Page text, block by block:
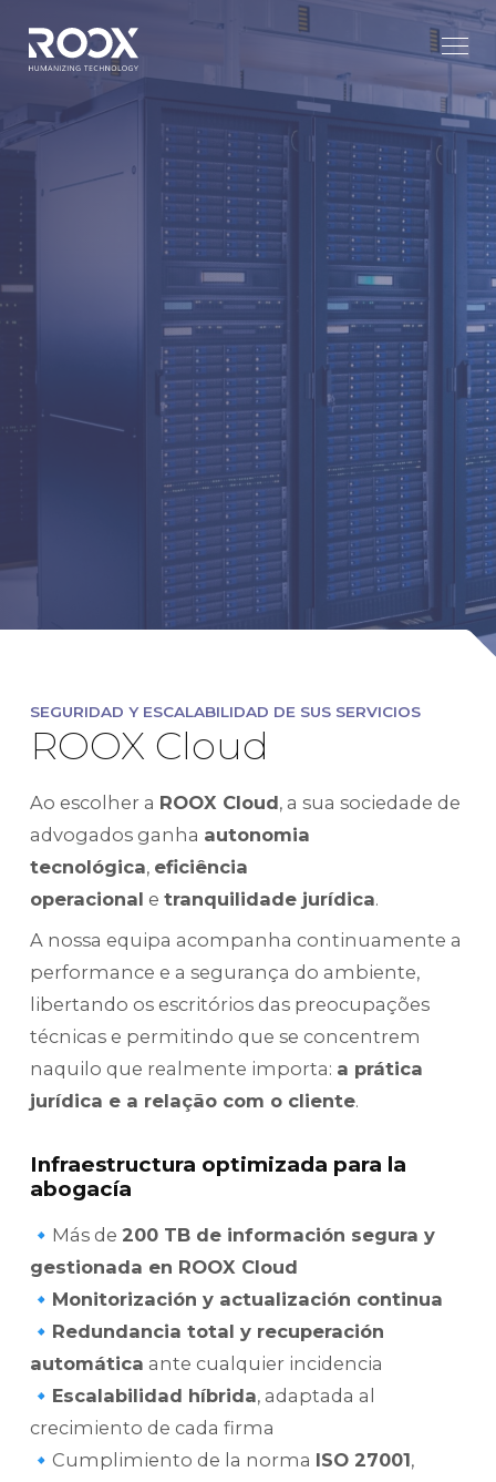
SEGURIDAD Y ESCALABILIDAD DE SUS SERVICIOS
ROOX Cloud
Ao escolher a ROOX Cloud, a sua sociedade de
advogados ganha autonomia
tecnológica, eficiência
operacional etranquilidade jurídica.
A nossa equipa acompanha continuamente a
performance e a segurança do ambiente,
libertando os escritórios das preocupações
técnicas e permitindo que se concentrem
naquilo que realmente importa: a prática
jurídica e a relação com o cliente.
Infraestructura optimizada para la
abogacía
🔹Más de200 TB de información segura y
gestionada en ROOX Cloud
🔹Monitorización y actualización continua
🔹Redundancia total y recuperación
automática ante cualquier incidencia
🔹Escalabilidad híbrida, adaptada al
crecimiento de cada firma
🔹Cumplimiento de la norma ISO 27001,